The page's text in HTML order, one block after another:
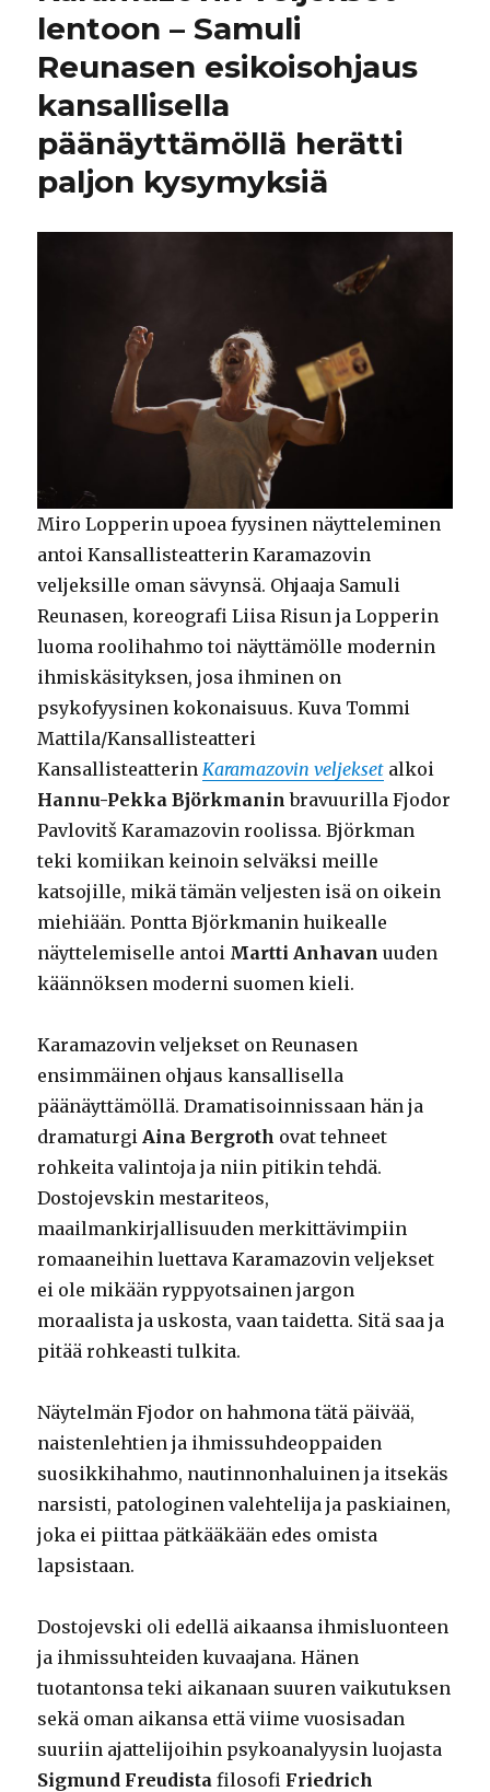
lentoon – Samuli
Reunasen esikoisohjaus
kansallisella
päänäyttämöllä herätti
paljon kysymyksiä
Miro Lopperin upoea fyysinen näytteleminen
antoi Kansallisteatterin Karamazovin
veljeksille oman sävynsä. Ohjaaja Samuli
Reunasen, koreografi Liisa Risun ja Lopperin
luoma roolihahmo toi näyttämölle modernin
ihmiskäsityksen, josa ihminen on
psykofyysinen kokonaisuus. Kuva Tommi
Mattila/Kansallisteatteri
Kansallisteatterin Karamazovin veljekset alkoi
Hannu-Pekka Björkmanin bravuurilla Fjodor
Pavlovitš Karamazovin roolissa. Björkman
teki komiikan keinoin selväksi meille
katsojille, mikä tämän veljesten isä on oikein
miehiään. Pontta Björkmanin huikealle
näyttelemiselle antoi Martti Anhavan uuden
käännöksen moderni suomen kieli.
Karamazovin veljekset on Reunasen
ensimmäinen ohjaus kansallisella
päänäyttämöllä. Dramatisoinnissaan hän ja
dramaturgi Aina Bergroth ovat tehneet
rohkeita valintoja ja niin pitikin tehdä.
Dostojevskin mestariteos,
maailmankirjallisuuden merkittävimpiin
romaaneihin luettava Karamazovin veljekset
ei ole mikään ryppyotsainen jargon
moraalista ja uskosta, vaan taidetta. Sitä saa ja
pitää rohkeasti tulkita.
Näytelmän Fjodor on hahmona tätä päivää,
naistenlehtien ja ihmissuhdeoppaiden
suosikkihahmo, nautinnonhaluinen ja itsekäs
narsisti, patologinen valehtelija ja paskiainen,
joka ei piittaa pätkääkään edes omista
lapsistaan.
Dostojevski oli edellä aikaansa ihmisluonteen
ja ihmissuhteiden kuvaajana. Hänen
tuotantonsa teki aikanaan suuren vaikutuksen
sekä oman aikansa että viime vuosisadan
suuriin ajattelijoihin psykoanalyysin luojasta
Sigmund Freudista filosofi Friedrich